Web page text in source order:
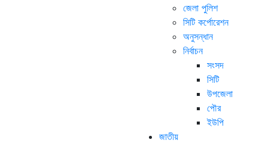
জেলা পুলিশ
সিটি কর্পোরেশন
অনুসন্ধান
নির্বাচন
সংসদ
সিটি
উপজেলা
পৌর
ইউপি
জাতীয়